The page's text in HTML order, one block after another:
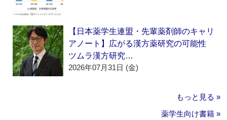
【日本薬学生連盟・先輩薬剤師のキャリ
アノート】広がる漢方薬研究の可能性
ツムラ漢方研究…
2026年07月31日 (金)
もっと見る »
薬学生向け書籍 »